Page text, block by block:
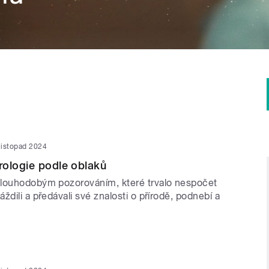
2024
podle oblaků
pozorováním, které trvalo nespočet
a předávali své znalosti o přírodě, podnebí a